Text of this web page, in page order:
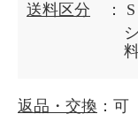
送料区分 ： S
返品・交換 ：可